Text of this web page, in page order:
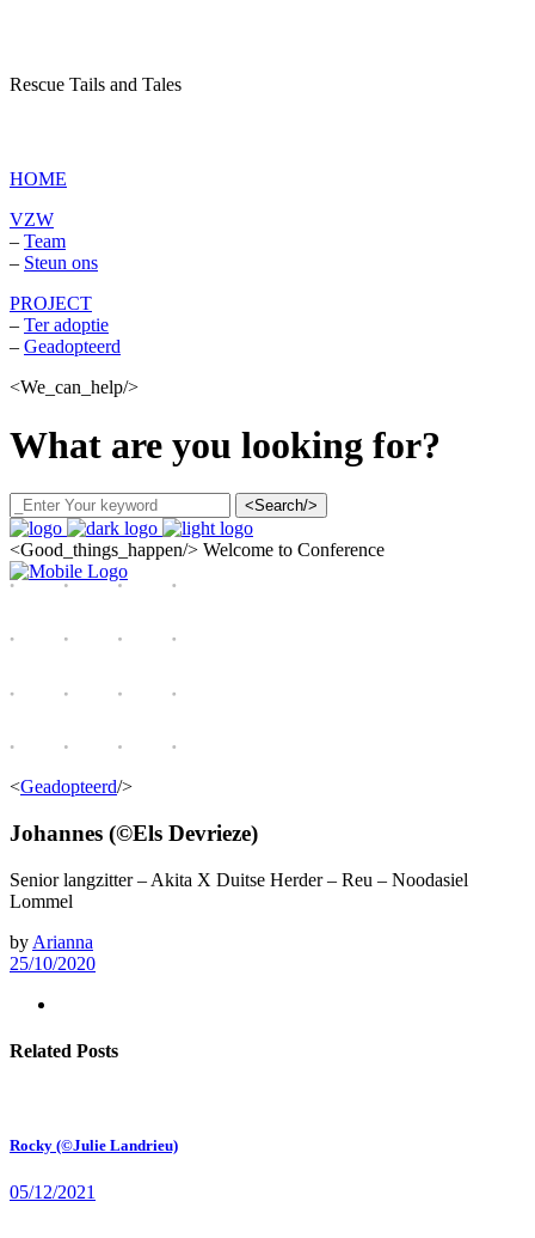
Rescue Tails and Tales
HOME
VZW
– Team
– Steun ons
PROJECT
– Ter adoptie
– Geadopteerd
<We_can_help/>
What are you looking for?
<Search/>
<Good_things_happen/> Welcome to Conference
<Geadopteerd/>
Johannes (©Els Devrieze)
Senior langzitter – Akita X Duitse Herder – Reu – Noodasiel
Lommel
by Arianna
25/10/2020
Related Posts
Rocky (©Julie Landrieu)
05/12/2021